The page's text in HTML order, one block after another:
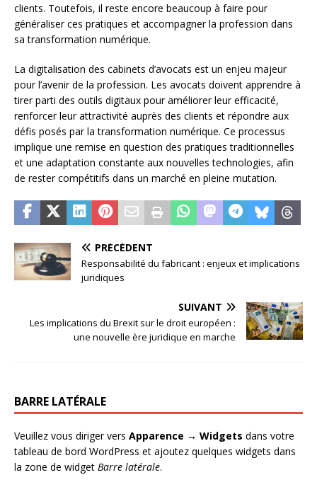
clients. Toutefois, il reste encore beaucoup à faire pour
généraliser ces pratiques et accompagner la profession dans
sa transformation numérique.
La digitalisation des cabinets d’avocats est un enjeu majeur
pour l’avenir de la profession. Les avocats doivent apprendre à
tirer parti des outils digitaux pour améliorer leur efficacité,
renforcer leur attractivité auprès des clients et répondre aux
défis posés par la transformation numérique. Ce processus
implique une remise en question des pratiques traditionnelles
et une adaptation constante aux nouvelles technologies, afin
de rester compétitifs dans un marché en pleine mutation.
PRÉCÉDENT
Responsabilité du fabricant : enjeux et implications
juridiques
SUIVANT
Les implications du Brexit sur le droit européen :
une nouvelle ère juridique en marche
BARRE LATÉRALE
Veuillez vous diriger vers Apparence → Widgets dans votre
tableau de bord WordPress et ajoutez quelques widgets dans
la zone de widget Barre latérale.